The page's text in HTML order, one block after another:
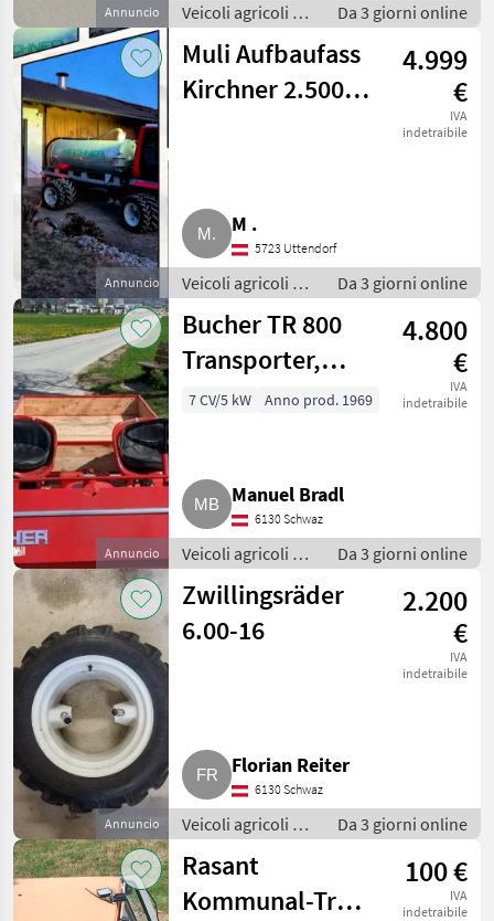
Annuncio
Veicoli agricoli a
motore / Carri a
motore
Da 3 giorni online
Annuncio
Muli Aufbaufass
Kirchner 2.500
4.999
€
IVA
indetraibile
M .
5723 Uttendorf
Veicoli agricoli a
motore / Carri a
motore
Da 3 giorni online
Annuncio
Bucher TR 800
Transporter,
Motorkarren
4.800
€
IVA
indetraibile
7 CV/5 kW Anno prod. 1969
Manuel Bradl
6130 Schwaz
Veicoli agricoli a
motore / Carri a
motore
Da 3 giorni online
Annuncio
Zwillingsräder
6.00-16
2.200
€
IVA
indetraibile
Florian Reiter
6130 Schwaz
Veicoli agricoli a
motore / Carri a
motore
Da 3 giorni online
Rasant
Kommunal-Trak
100 €
IVA
indetraibile